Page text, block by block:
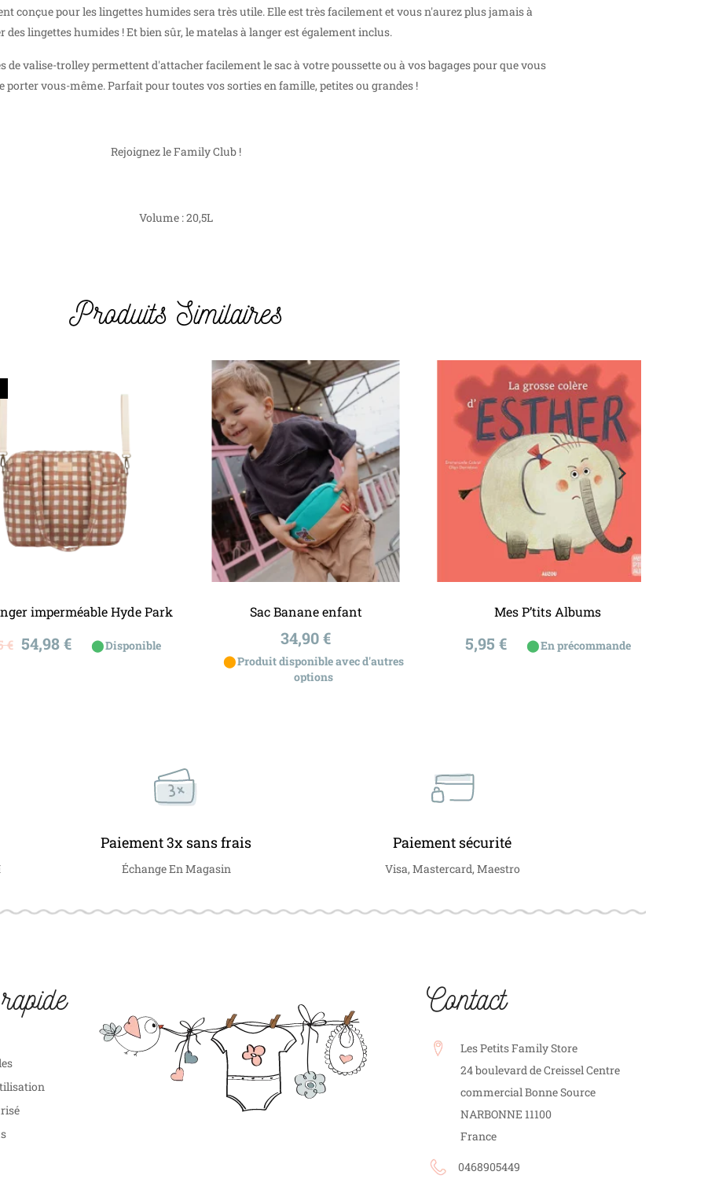
conçue pour les lingettes humides sera très utile. Elle est très facilement et vous n'aurez plus jamais à
des lingettes humides ! Et bien sûr, le matelas à langer est également inclus.
de valise-trolley permettent d'attacher facilement le sac à votre poussette ou à vos bagages pour que vous
porter vous-même. Parfait pour toutes vos sorties en famille, petites ou grandes !
Rejoignez le Family Club !
Volume : 20,5L
Produits Similaires
imperméable Hyde Park
€ Prix
54,98 € ⬤Disponible
Sac Banane enfant
Prix
34,90 €
⬤Produit disponible avec d'autres
options
Ajouter au panier
Mes P’tits Albums
Prix
5,95 € ⬤En précommande
Ajouter au panier
Next
Paiement 3x sans frais
Échange En Magasin
Paiement sécurité
Visa, Mastercard, Maestro
Contact
Les Petits Family Store
24 boulevard de Creissel Centre
commercial Bonne Source
NARBONNE 11100
France
0468905449